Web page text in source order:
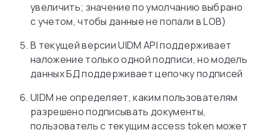
увеличить; значение по умолчанию выбрано
с учетом, чтобы данные не попали в LOB)
В текущей версии UIDM API поддерживает
наложение только одной подписи, но модель
данных БД поддерживает цепочку подписей
UIDM не определяет, каким пользователям
разрешено подписывать документы,
пользователь с текущим access token может